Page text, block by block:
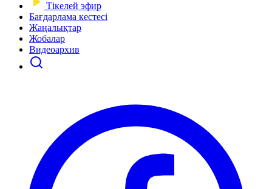
Тікелей эфир
Бағдарлама кестесі
Жаңалықтар
Жобалар
Видеоархив